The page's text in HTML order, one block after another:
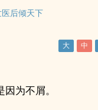
后倾天下
为不屑。